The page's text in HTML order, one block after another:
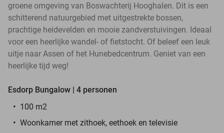
groene omgeving van Boswachterij Hooghalen. Dit is een
schitterend natuurgebied met uitgestrekte bossen,
prachtige heidevelden en mooie zandverstuivingen. Ideaal
voor een heerlijke wandel- of fietstocht. Of beleef een leuk
uitje naar Assen of het Hunebedcentrum. Geniet van een
heerlijke tijd weg!
Esdorp Bungalow | 4 personen
100 m2
Woonkamer met zithoek, eethoek en televisie